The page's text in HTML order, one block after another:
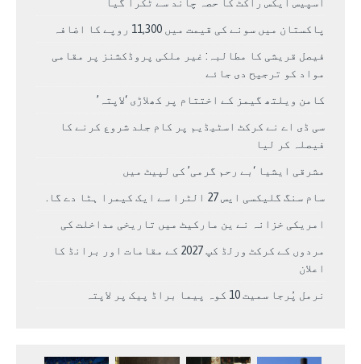
پاکستان میں سونے کی قیمت میں 11,300 روپے کا اضافہ
فیصل قریشی کا مطالبہ: غیر ملکی پروڈکشنز پر مقامی
مواد کو ترجیح دی جائے
کامن ویلتھ گیمز کے اختتام پر کھلاڑی ‘لاپتہ’
سی ڈی اے نے کرکٹ اسٹیڈیم پر کام جلد شروع کرنے کا
فیصلہ کر لیا
مشرقی ایشیا ‘بے رحم گرمی’ کی لپیٹ میں
سام سنگ گلیکسی ایس 27 الٹرا سے ایک کیمرا ہٹا دے گا.
امریکی خزانہ نے ین مارکیٹ میں تاریخی مداخلت کی
مردوں کے کرکٹ ورلڈ کپ 2027 کے مقامات اور برانڈ کا
اعلان
نرمل پُرجا سمیت 10 کوہ پیما براڈ پیک پر لاپتہ